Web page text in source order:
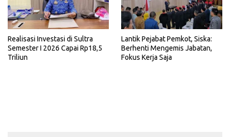
Realisasi Investasi di Sultra
Semester I 2026 Capai Rp18,5
Triliun
Lantik Pejabat Pemkot, Siska:
Berhenti Mengemis Jabatan,
Fokus Kerja Saja